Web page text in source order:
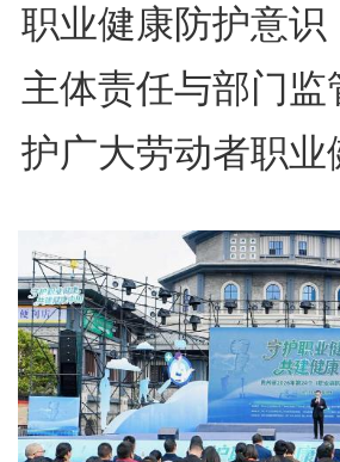
职业健康防护意
主体责任与部门
护广大劳动者职